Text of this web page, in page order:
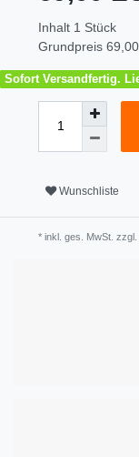
Inhalt 1 Stück
Grundpreis
Sofort Versandfertig.
Wunschliste
* inkl. ges. MwSt. zzgl.